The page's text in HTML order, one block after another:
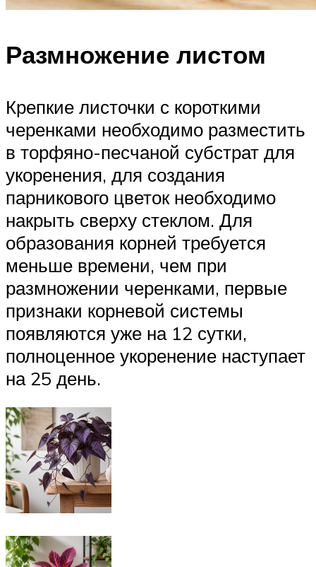
Размножение листом
Крепкие листочки с короткими
черенками необходимо разместить
в торфяно-песчаной субстрат для
укоренения, для создания
парникового цветок необходимо
накрыть сверху стеклом. Для
образования корней требуется
меньше времени, чем при
размножении черенками, первые
признаки корневой системы
появляются уже на 12 сутки,
полноценное укоренение наступает
на 25 день.